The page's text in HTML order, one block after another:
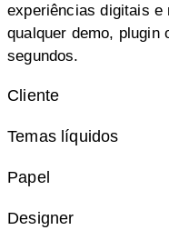
experiências digitais
qualquer demo, plugin
segundos.
Cliente
Temas líquidos
Papel
Designer